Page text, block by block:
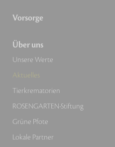
Vorsorge
Über uns
Unsere Werte
Aktuelles
Tierkrematorien
ROSENGARTEN-Stiftung
Grüne Pfote
Lokale Partner